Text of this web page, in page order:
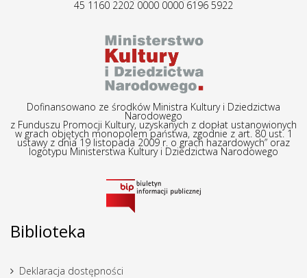
45 1160 2202 0000 0000 6196 5922
Dofinansowano ze środków Ministra Kultury i Dziedzictwa
Narodowego
z Funduszu Promocji Kultury, uzyskanych z dopłat ustanowionych
w grach objętych monopolem państwa, zgodnie z art. 80 ust. 1
ustawy z dnia 19 listopada 2009 r. o grach hazardowych” oraz
logotypu Ministerstwa Kultury i Dziedzictwa Narodowego
Biblioteka
Deklaracja dostępności